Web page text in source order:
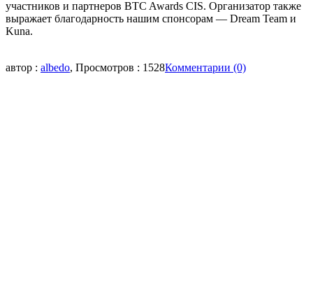
участников и партнеров BTC Awards CIS. Организатор также
выражает благодарность нашим спонсорам — Dream Team и
Kuna.
автор : albedo, Просмотров : 1528Комментарии (0)